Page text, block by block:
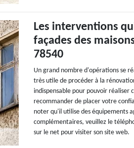
Les interventions
façades des
78540
Un grand nombre d'opérations se
très utile de procéder à la
indispensable pour pouvoir réaliser
recommander de placer votre
noter qu'il utilise des équipements
complémentaires, veuillez le
sur le net pour visiter son site web.